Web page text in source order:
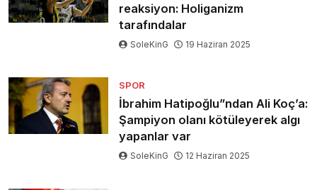
reaksiyon: Holiganizm
tarafındalar
SoleKinG 19 Haziran 2025
SPOR
İbrahim Hatipoğlu”ndan Ali Koç’a:
Şampiyon olanı kötüleyerek algı
yapanlar var
SoleKinG 12 Haziran 2025